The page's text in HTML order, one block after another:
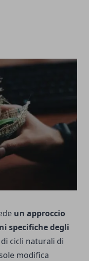
un approccio
specifiche degli
cicli naturali di
modifica